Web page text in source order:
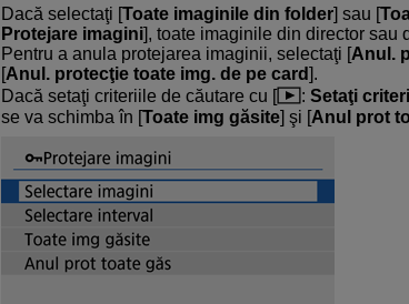
Dacă selectaţi [Toate imaginile din folder] sau [
Protejare imagini], toate imaginile din director sau
Pentru a anula protejarea imaginii, selectaţi [Anul.
[Anul. protecţie toate img. de pe card].
Dacă setaţi criteriile de căutare cu [
: Setaţi
se va schimba în [ Toate img găsite] şi [ Anul prot